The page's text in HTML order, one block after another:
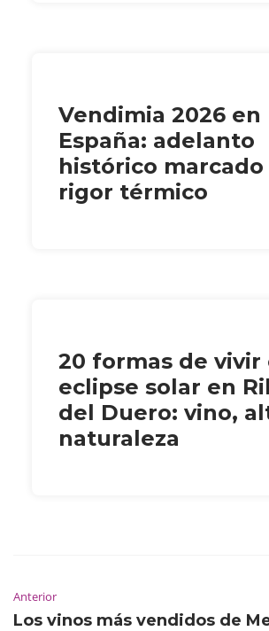
Vendimia 2026 en
España: adelanto
histórico
rigor térmico
20 formas de vivir
eclipse solar en
del Duero: vino,
naturaleza
Anterior
Los vinos más vendidos de